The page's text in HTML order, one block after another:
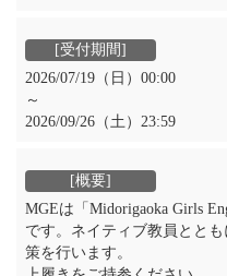
2026/07/19（日）00:00
～
2026/09/26（土）23:59
MGEは「Midorigaoka Girls
です。ネイティブ教員とと
策を行います。